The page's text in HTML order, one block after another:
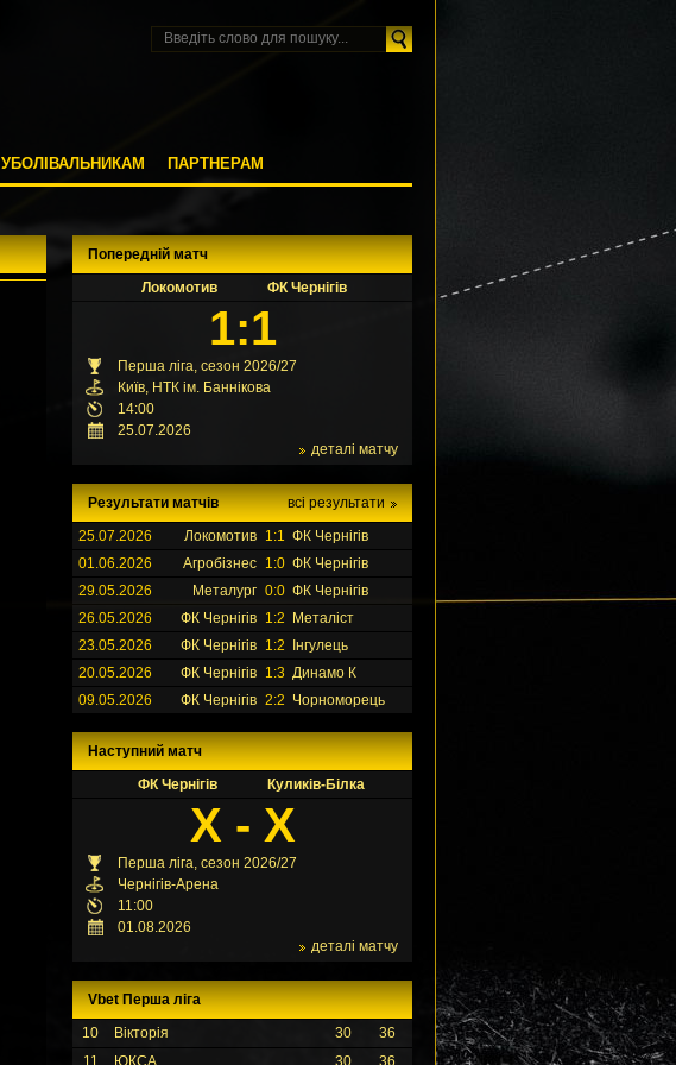
УБОЛІВАЛЬНИКАМ ПАРТНЕРАМ
Попередній матч
Локомотив
ФК Чернігів
1:1
Перша ліга, сезон 2026/27
Київ, НТК ім. Баннікова
14:00
25.07.2026
деталі матчу
всі результати
Результати матчів
25.07.2026
Локомотив 1:1 ФК Чернігів
01.06.2026
Агробізнес 1:0 ФК Чернігів
29.05.2026
Металург 0:0 ФК Чернігів
26.05.2026
ФК Чернігів 1:2
Металіст
23.05.2026
ФК Чернігів 1:2
Інгулець
20.05.2026
ФК Чернігів 1:3 Динамо К
09.05.2026
ФК Чернігів 2:2 Чорноморець
Наступний матч
ФК Чернігів
Куликів-Білка
X - X
Перша ліга, сезон 2026/27
Чернігів-Арена
11:00
01.08.2026
деталі матчу
Vbet Перша ліга
10
Вікторія 30
36
11
ЮКСА 30 36